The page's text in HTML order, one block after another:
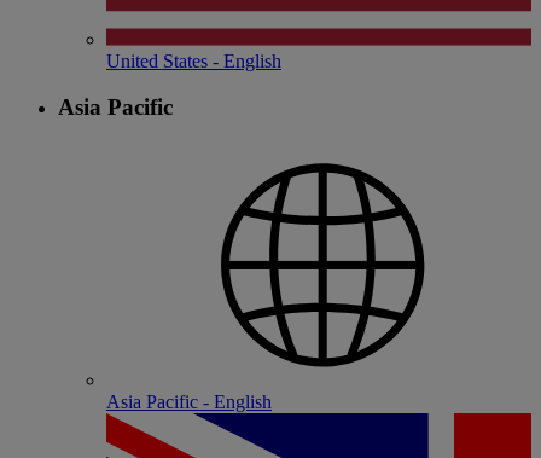
United States - English
Asia Pacific
Asia Pacific - English